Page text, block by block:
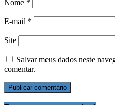
Nome *
E-mail *
Site
Salvar meus dados neste
comentar.